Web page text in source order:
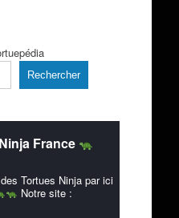
Rechercher
France
Tortues Ninja par ici
Notre site :